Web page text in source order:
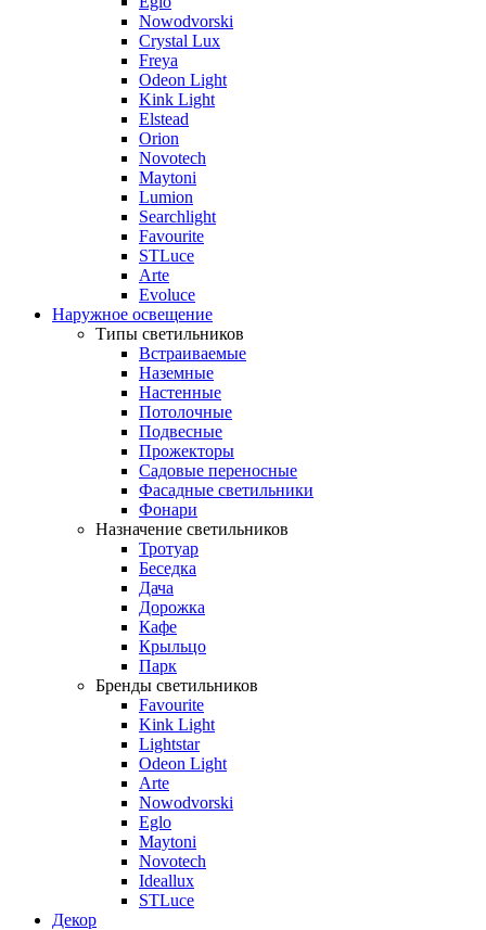
Nowodvorski
Crystal Lux
Freya
Odeon Light
Kink Light
Elstead
Orion
Novotech
Maytoni
Lumion
Searchlight
Favourite
STLuce
Arte
Evoluce
Наружное освещение
Типы светильников
Встраиваемые
Наземные
Настенные
Потолочные
Подвесные
Прожекторы
Садовые переносные
Фасадные светильники
Фонари
Назначение светильников
Тротуар
Беседка
Дача
Дорожка
Кафе
Крыльцо
Парк
Бренды светильников
Favourite
Kink Light
Lightstar
Odeon Light
Arte
Nowodvorski
Eglo
Maytoni
Novotech
Ideallux
STLuce
Декор